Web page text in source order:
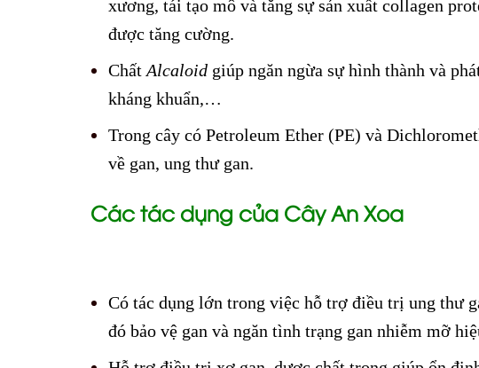
xương, tái tạo mô và tăng sự sản xuất collagen
được tăng cường.
ChấtAlcaloid giúp ngăn ngừa sự hình thành và
kháng khuẩn,…
Trong cây có Petroleum Ether (PE) và
về gan, ung thư gan.
Các tác dụng của Cây An Xoa
Có tác dụng lớn trong việc hỗ trợ điều trị ung thư
đó bảo vệ gan và ngăn tình trạng gan nhiễm mỡ